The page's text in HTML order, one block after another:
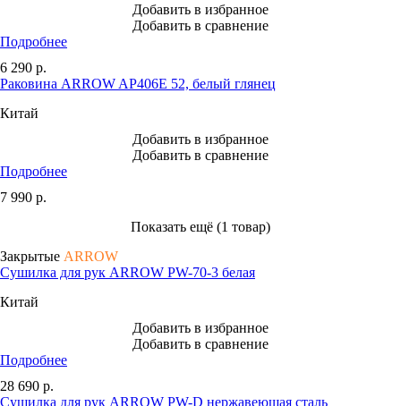
Добавить в избранное
Добавить в сравнение
Подробнее
6 290 р.
Раковина ARROW AP406E 52, белый глянец
Китай
Добавить в избранное
Добавить в сравнение
Подробнее
7 990 р.
Показать ещё (1 товар)
Закрытые ARROW
Сушилка для рук ARROW PW-70-3 белая
Китай
Добавить в избранное
Добавить в сравнение
Подробнее
28 690 р.
Сушилка для рук ARROW PW-D нержавеющая сталь